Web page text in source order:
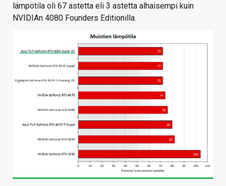
lämpötila oli 67 astetta eli 3 astetta alhaisempi kuin
NVIDIAn 4080 Founders Editionilla.